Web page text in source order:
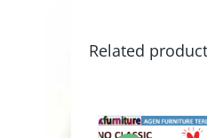
Related